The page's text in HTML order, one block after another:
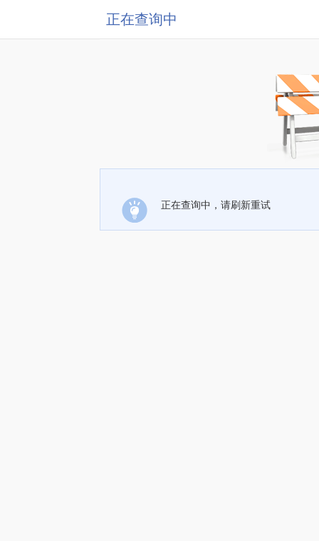
正在查询中
正在查询中，请刷新重试